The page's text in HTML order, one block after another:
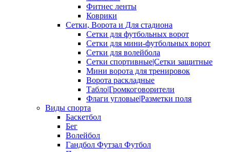
Фитнес ленты
Коврики
Сетки, Ворота и Для стадиона
Сетки для футбольных ворот
Сетки для мини-футбольных ворот
Сетки для волейбола
Сетки спортивные|Сетки защитные
Мини ворота для тренировок
Ворота раскладные
Табло|Громкоговорители
Флаги угловые|Разметки поля
Виды спорта
Баскетбол
Бег
Волейбол
Гандбол Футзал Футбол